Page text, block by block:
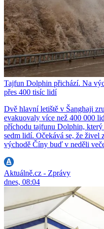
Tajfun Dolphin přichází. Na
přes 400 tisíc lidí
Dvě hlavní letiště v Šanghaji
evakuovaly více než 400 000
příchodu tajfunu Dolphin,
sedm lidí. Očekává se, že živel
východě Číny buď v neděli
Aktuálně.cz - Zprávy
dnes, 08:04